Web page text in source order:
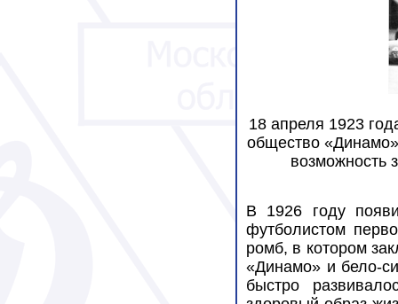
18 апреля 1923
общество
возможность
В 1926 году
футболистом
ромб, в котором
«Динамо» и бело-
быстро